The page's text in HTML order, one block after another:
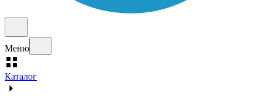
Меню
Каталог